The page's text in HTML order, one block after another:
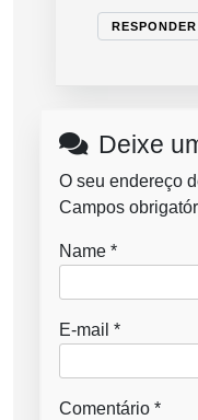
RESPONDER
Deixe
O seu endereço
Campos
Name *
E-mail *
Comentário *